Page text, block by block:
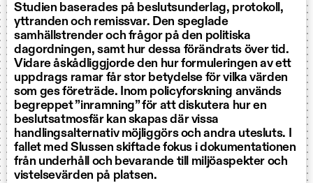
Studien baserades på beslutsunderlag, protokoll,
yttranden och remissvar. Den speglade
samhällstrender och frågor på den politiska
dagordningen, samt hur dessa förändrats över tid.
Vidare åskådliggjorde den hur formuleringen av ett
uppdrags ramar får stor betydelse för vilka värden
som ges företräde. Inom policyforskning används
begreppet ”inramning” för att diskutera hur en
beslutsatmosfär kan skapas där vissa
handlingsalternativ möjliggörs och andra utesluts. I
fallet med Slussen skiftade fokus i dokumentationen
från underhåll och bevarande till miljöaspekter och
vistelsevärden på platsen.